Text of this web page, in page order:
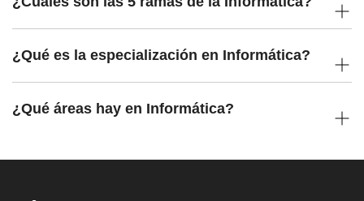
¿Qué es la especialización en Informática?
¿Qué áreas hay en Informática?